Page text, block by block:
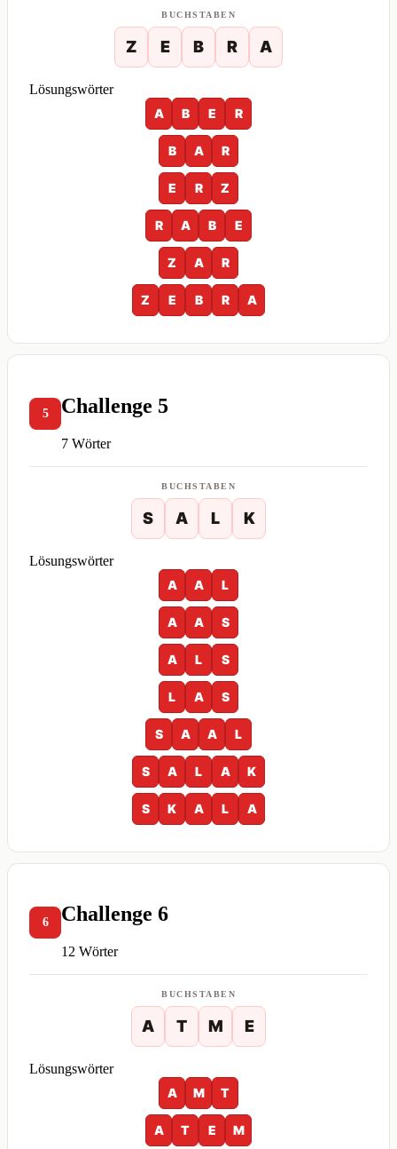
BUCHSTABEN
Z E B R A
Lösungswörter
A
B E R
B A R
E R Z
R A B E
Z A R
Z E B R A
5 Challenge 5
7 Wörter
BUCHSTABEN
S A L K
Lösungswörter
A
A L
A A S
A L S
L A S
S A A L
S A L A K
S K A L A
6 Challenge 6
12 Wörter
BUCHSTABEN
A T M E
Lösungswörter
A
M T
A T E M